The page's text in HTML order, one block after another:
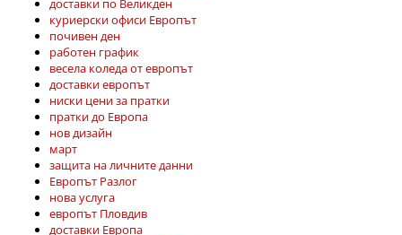
доставки по Великден
куриерски офиси Европът
почивен ден
работен график
весела коледа от европът
доставки европът
ниски цени за пратки
пратки до Европа
нов дизайн
март
защита на личните данни
Европът Разлог
нова услуга
европът Пловдив
доставки Европа